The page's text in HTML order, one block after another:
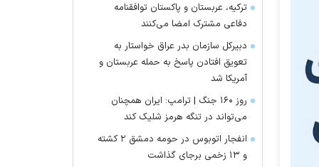
ترکیه، عربستان و پاکستان توافقنامه
دفاعی مشترک امضا می‌کنند
دبیرکل سازمان بدر عراق خواستار به
تعویق افتادن پاسخ به حمله عربستان و
آمریکا شد
روز ۱۶۰ جنگ | ترامپ: ایران همچنان
می‌تواند در تنگه هرمز شلیک کند
انفجار اتوبوس در حومه دمشق ۲ کشته
و ۱۳ زخمی برجای گذاشت